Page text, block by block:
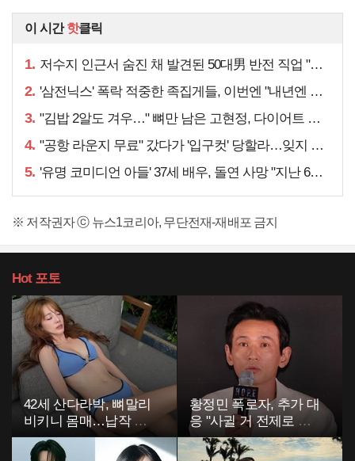
이 시간핫클릭
1. 저수지 인근서 숨진 채 발견된 50대男 반전 직업 "얼마 전…"
2. '삼전닉스' 폭락 적중한 족집게들, 이번엔 "내년엔 더욱…"
3. "김밥 2알도 겨우…" 뼈만 남은 고현정, 다이어트 아니라
4. "공항 라운지 무료" 갔다가 '입구컷' 당할라…잊지 말아야 할 것
5. '유명 코미디언 아들' 37세 배우, 돌연 사망 "지난 6월에도…"
※ 저작권자 ⓒ 뉴스1코리아, 무단전재-재배포 금지
Hot포토
42세 산다라박, 뼈말리
비키니 몸매…납작 복
부에 깜짝
황정민 폭로자, 추가 대
응 "사귈 거 전제로 하
고…"